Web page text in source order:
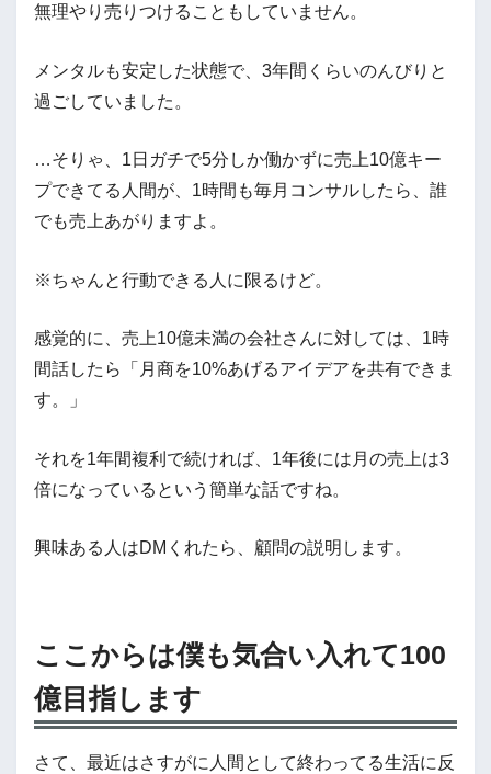
無理やり売りつけることもしていません。
メンタルも安定した状態で、3年間くらいのんびりと
過ごしていました。
…そりゃ、1日ガチで5分しか働かずに売上10億キー
プできてる人間が、1時間も毎月コンサルしたら、誰
でも売上あがりますよ。
※ちゃんと行動できる人に限るけど。
感覚的に、売上10億未満の会社さんに対しては、1時
間話したら「月商を10%あげるアイデアを共有できま
す。」
それを1年間複利で続ければ、1年後には月の売上は3
倍になっているという簡単な話ですね。
興味ある人はDMくれたら、顧問の説明します。
ここからは僕も気合い入れて100
億目指します
さて、最近はさすがに人間として終わってる生活に反